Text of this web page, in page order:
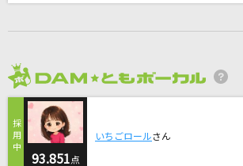
Brand New
季節は次々死んでいく
amazarashi
CRASH OUT!!!
93.851 点
いちごロールさん